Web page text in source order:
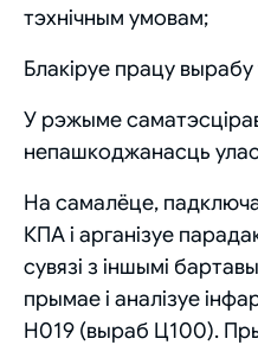
тэхнічным умовам;
Блакіруе працу
У рэжыме
непашкоджанасць
На самалёце,
КПА і арганізуе
сувязі з іншымі
прымае і аналізуе
Н019 (выраб Ц100).